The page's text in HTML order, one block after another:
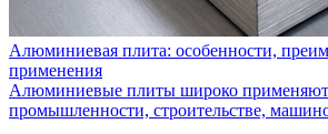
Алюминиевая плита: особенности,
применения
Алюминиевые плиты широко
промышленности, строительстве,